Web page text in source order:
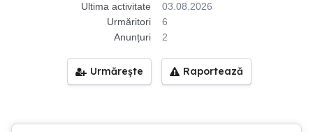
Ultima activitate
03.08.2026
Urmăritori
6
Anunțuri
2
Urmărește Raportează